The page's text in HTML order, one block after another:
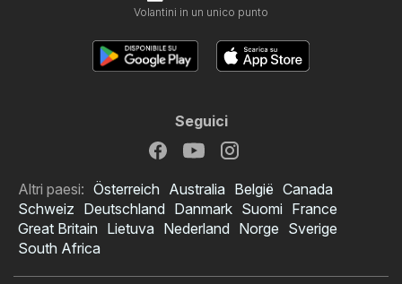
Volantini in un unico punto
Seguici
Altri paesi: Österreich Australia België Canada
Schweiz Deutschland Danmark Suomi France
Great Britain Lietuva Nederland Norge Sverige
South Africa